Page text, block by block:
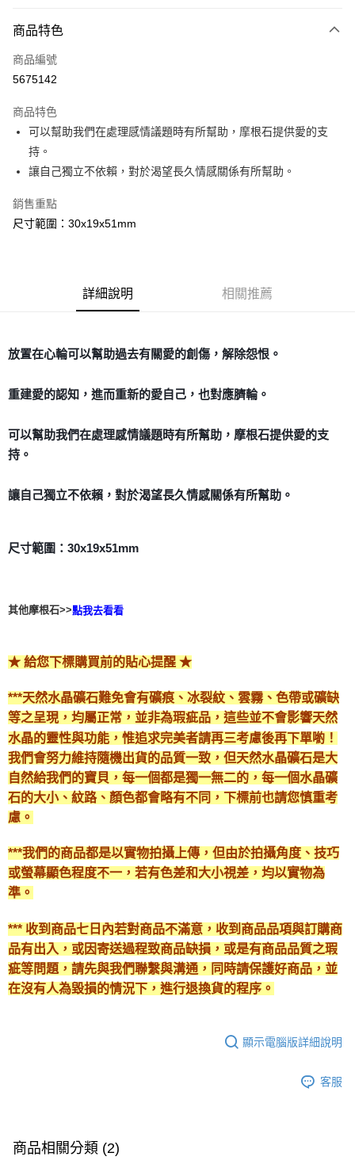
信用卡一次付款
超商取貨付款
Apple Pay
街口支付
ATM付款
每筆NT$80，滿NT$3,000(含以上)免運費
每筆NT$80，滿NT$3,000(含以上)免運費
每筆NT$80，滿NT$3,000(含以上)免運費
郵局幫你送（離島）
每筆NT$80，滿NT$3,000(含以上)免運費
免運費
商品特色
商品編號
5675142
商品特色
可以幫助我們在處理感情議題時有所幫助，摩根石提供愛的支
持。
讓自己獨立不依賴，對於渴望長久情感關係有所幫助。
銷售重點
尺寸範圍：30x19x51mm
詳細說明 相關推薦
放置在心輪可以幫助過去有關愛的創傷，解除怨恨。
重建愛的認知，進而重新的愛自己，也對應臍輪。
可以幫助我們在處理感情議題時有所幫助，摩根石提供愛的支
持。
讓自己獨立不依賴，對於渴望長久情感關係有所幫助。
尺寸範圍：30x19x51mm
其他摩根石>>點我去看看
★ 給您下標購買前的貼心提醒 ★
***天然水晶礦石難免會有礦痕、冰裂紋、雲霧、色帶或礦缺
等之呈現，均屬正常，並非為瑕疵品，這些並不會影響天然
水晶的靈性與功能，惟追求完美者請再三考慮後再下單喲！
我們會努力維持隨機出貨的品質一致，但天然水晶礦石是大
自然給我們的寶貝，每一個都是獨一無二的，每一個水晶礦
石的大小、紋路、顏色都會略有不同，下標前也請您慎重考
慮。
***我們的商品都是以實物拍攝上傳，但由於拍攝角度、技巧
或螢幕顯色程度不一，若有色差和大小視差，均以實物為
準。
*** 收到商品七日內若對商品不滿意，收到商品品項與訂購商
品有出入，或因寄送過程致商品缺損，或是有商品品質之瑕
疵等問題，請先與我們聯繫與溝通，同時請保護好商品，並
在沒有人為毀損的情況下，進行退換貨的程序。
顯示電腦版詳細說明
客服
商品相關分類 (2)